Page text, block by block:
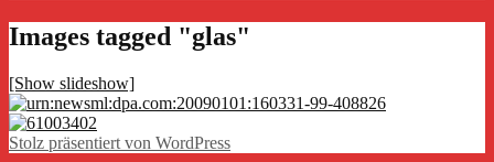
Images tagged "glas"
[Show slideshow]
Stolz präsentiert von WordPress